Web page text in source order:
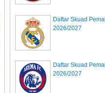
Daftar Skuad
2026/2027
Daftar Skuad
2026/2027